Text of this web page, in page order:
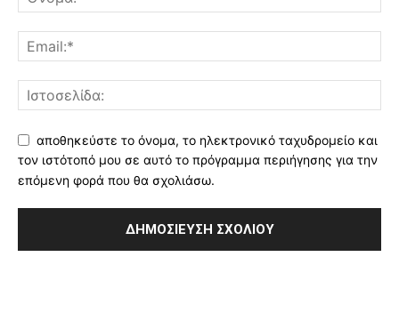
αποθηκεύστε το όνομα, το ηλεκτρονικό ταχυδρομείο και
τον ιστότοπό μου σε αυτό το πρόγραμμα περιήγησης για την
επόμενη φορά που θα σχολιάσω.